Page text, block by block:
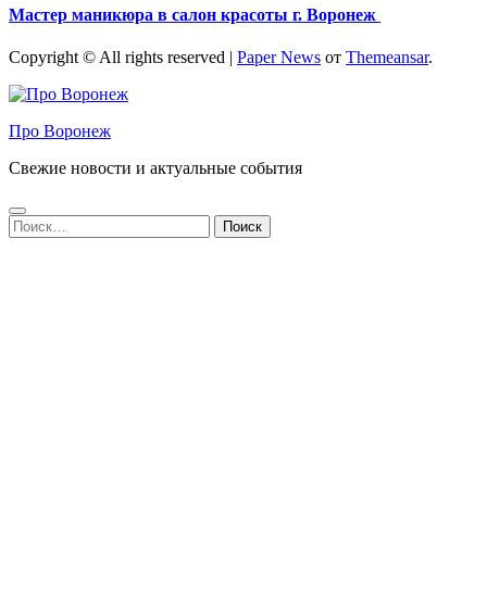
Мастер маникюра в салон красоты г. Воронеж
Copyright © All rights reserved | Paper News от Themeansar.
Про Воронеж
Свежие новости и актуальные события
Найти: